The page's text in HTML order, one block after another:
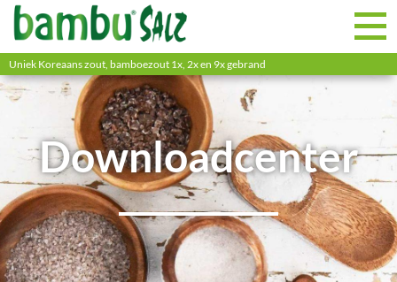
Uniek Koreaans zout, bamboezout 1x, 2x en 9x gebrand
Downloadcenter